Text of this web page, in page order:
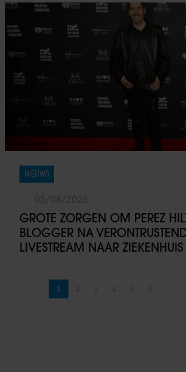
NIEUWS
GROTE ZORGEN OM PEREZ
BLOGGER NA
LIVESTREAM NAAR
Pagina
1